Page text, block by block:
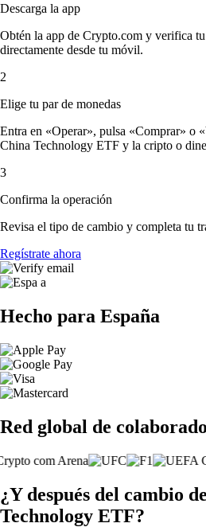
Descarga la app
Obtén la app de Crypto.com y verifica
directamente desde tu móvil.
2
Elige tu par de monedas
Entra en «Operar», pulsa «Comprar» o
China Technology ETF y la cripto o
3
Confirma la operación
Revisa el tipo de cambio y completa tu
Regístrate ahora
Hecho para España
Red global de
¿Y después del cambio
Technology ETF?